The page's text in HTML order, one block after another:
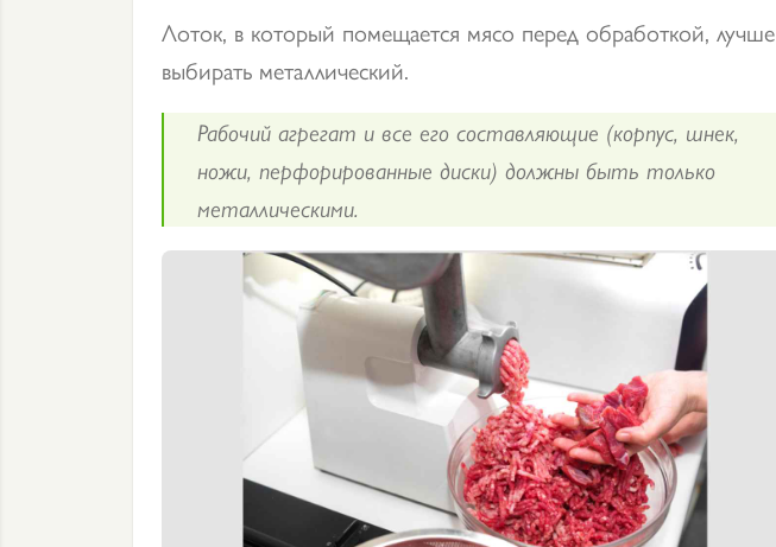
Лоток, в который помещается мясо перед обработкой, лучше
выбирать металлический.
Рабочий агрегат и все его составляющие (корпус, шнек,
ножи, перфорированные диски) должны быть только
металлическими.